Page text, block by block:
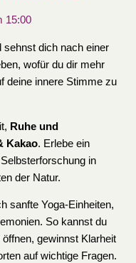
15:00
sehnst dich nach einer
wofür du dir mehr
deine innere Stimme zu
Ruhe und
Kakao.​​​ Erlebe ein
in
der Natur.
sanfte Yoga-Einheiten,
So kannst du
gewinnst Klarheit
auf wichtige Fragen.